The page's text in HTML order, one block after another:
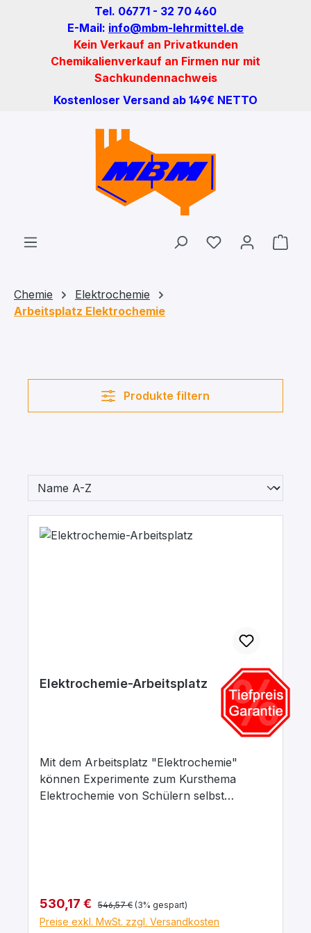
Zum Hauptinhalt springenTel. 06771 - 32 70 460
E-Mail: info@mbm-lehrmittel.de
Kein Verkauf an Privatkunden
Chemikalienverkauf an Firmen nur mit
Sachkundennachweis
Kostenloser Versand ab 149€ NETTO
Du hast 0
Chemie
Elektrochemie
Arbeitsplatz Elektrochemie
Produkte filtern
Elektrochemie-Arbeitsplatz
Mit dem Arbeitsplatz "Elektrochemie"
können Experimente zum Kursthema
Elektrochemie von Schülern selbst
Elektroden und Zubehör sowie eine
ausführliche Versuchsanleitung. Alle
Einzelteile sind in einer Schaumstoffform
Verkaufspreis:
530,17 € Regulärer Preis:
546,57 € (3% gespart)
Preise exkl. MwSt. zzgl. Versandkosten